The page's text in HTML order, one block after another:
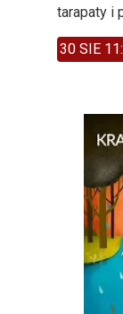
tarapaty i
30 SIE